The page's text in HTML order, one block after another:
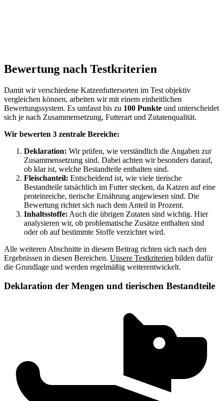
Bewertung nach Testkriterien
Damit wir verschiedene Katzenfuttersorten im Test objektiv
vergleichen können, arbeiten wir mit einem einheitlichen
Bewertungssystem. Es umfasst bis zu 100 Punkte und unterscheidet
sich je nach Zusammensetzung, Futterart und Zutatenqualität.
Wir bewerten 3 zentrale Bereiche:
Deklaration: Wir prüfen, wie verständlich die Angaben zur
Zusammensetzung sind. Dabei achten wir besonders darauf,
ob klar ist, welche Bestandteile enthalten sind.
Fleischanteil: Entscheidend ist, wie viele tierische
Bestandteile tatsächlich im Futter stecken, da Katzen auf eine
proteinreiche, tierische Ernährung angewiesen sind. Die
Bewertung richtet sich nach dem Anteil in Prozent.
Inhaltsstoffe: Auch die übrigen Zutaten sind wichtig. Hier
analysieren wir, ob problematische Zusätze enthalten sind
oder ob auf bestimmte Stoffe verzichtet wird.
Alle weiteren Abschnitte in diesem Beitrag richten sich nach den
Ergebnissen in diesen Bereichen. Unsere Testkriterien bilden dafür
die Grundlage und werden regelmäßig weiterentwickelt.
Deklaration der Mengen und tierischen Bestandteile